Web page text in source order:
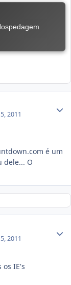
2011
é um
dele... O
2011
IE's